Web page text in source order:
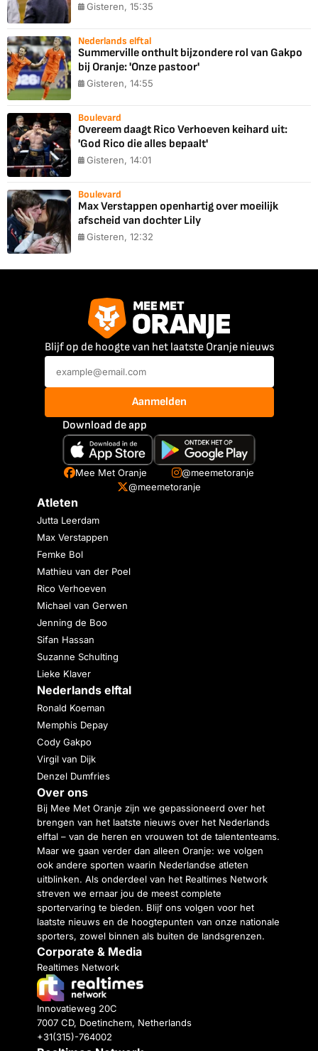
Gisteren, 15:35
Nederlands elftal
Summerville onthult bijzondere rol van Gakpo
bij Oranje: 'Onze pastoor'
Gisteren, 14:55
Boulevard
Overeem daagt Rico Verhoeven keihard uit:
'God Rico die alles bepaalt'
Gisteren, 14:01
Boulevard
Max Verstappen openhartig over moeilijk
afscheid van dochter Lily
Gisteren, 12:32
Blijf op de hoogte van het laatste Oranje nieuws
Aanmelden
Download de app
Mee Met Oranje
@meemetoranje
@meemetoranje
Atleten
Jutta Leerdam
Max Verstappen
Femke Bol
Mathieu van der Poel
Rico Verhoeven
Michael van Gerwen
Jenning de Boo
Sifan Hassan
Suzanne Schulting
Lieke Klaver
Nederlands elftal
Ronald Koeman
Memphis Depay
Cody Gakpo
Virgil van Dijk
Denzel Dumfries
Over ons
Bij Mee Met Oranje zijn we gepassioneerd over het
brengen van het laatste nieuws over het Nederlands
elftal – van de heren en vrouwen tot de talententeams.
Maar we gaan verder dan alleen Oranje: we volgen
ook andere sporten waarin Nederlandse atleten
uitblinken. Als onderdeel van het Realtimes Network
streven we ernaar jou de meest complete
sportervaring te bieden. Blijf ons volgen voor het
laatste nieuws en de hoogtepunten van onze nationale
sporters, zowel binnen als buiten de landsgrenzen.
Corporate & Media
Realtimes Network
Innovatieweg 20C
7007 CD, Doetinchem, Netherlands
+31(315)-764002